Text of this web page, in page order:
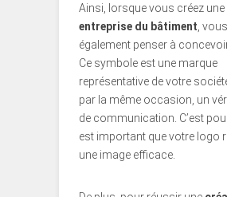
Ainsi, lorsque vous créez une
entreprise du bâtiment ,
également penser à
Ce symbole est une marque
représentative de votre
par la même occasion, un
de communication. C’est
est important que votre logo
une image efficace.